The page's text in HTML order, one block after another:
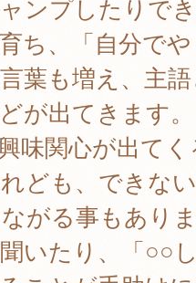
ンプしたりで
ち、「自分で
葉も増え、主
が出てきます
味関心が出て
ども、できな
がる事もあり
いたり、「○○